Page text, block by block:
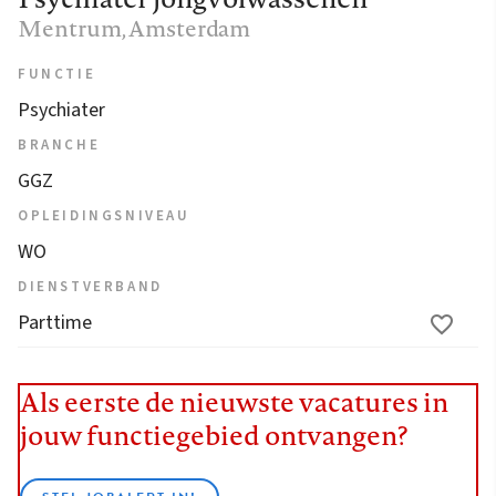
Mentrum, Amsterdam
FUNCTIE
Psychiater
BRANCHE
GGZ
OPLEIDINGSNIVEAU
WO
DIENSTVERBAND
Parttime
Als eerste de nieuwste vacatures in
jouw functiegebied ontvangen?